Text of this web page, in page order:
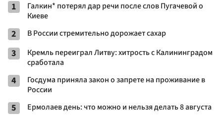
1
Галкин* потерял дар речи после слов Пугачевой о
Киеве
2 В России стремительно дорожает сахар
3
Кремль переиграл Литву: хитрость с Калининградом
сработала
4
Госдума приняла закон о запрете на проживание в
России
5 Ермолаев день: что можно и нельзя делать 8 августа